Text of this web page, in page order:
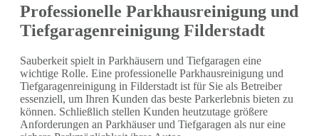
Professionelle Parkhausreinigung und
Tiefgaragenreinigung Filderstadt
Sauberkeit spielt in Parkhäusern und Tiefgaragen eine
wichtige Rolle. Eine professionelle Parkhausreinigung und
Tiefgaragenreinigung in Filderstadt ist für Sie als Betreiber
essenziell, um Ihren Kunden das beste Parkerlebnis bieten zu
können. Schließlich stellen Kunden heutzutage größere
Anforderungen an Parkhäuser und Tiefgaragen als nur eine